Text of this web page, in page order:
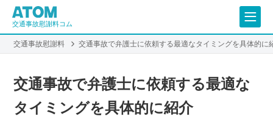
交通事故慰謝料コム
交通事故慰謝料 交通事故で弁護士に依頼する最適なタイミングを具体的に
交通事故で弁護士に依頼する最適な
タイミングを具体的に紹介